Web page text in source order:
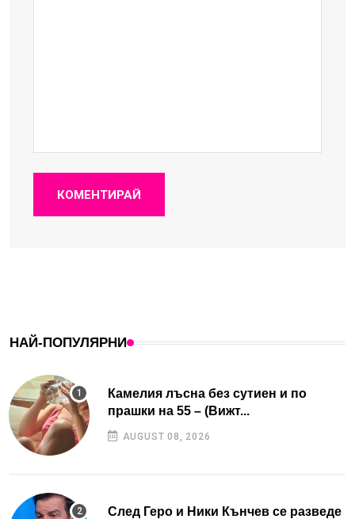
КОМЕНТИРАЙ
НАЙ-ПОПУЛЯРНИ
Камелия лъсна без сутиен и по
прашки на 55 – (Вижт...
AUGUST 08, 2026
След Геро и Ники Кънчев се разведе